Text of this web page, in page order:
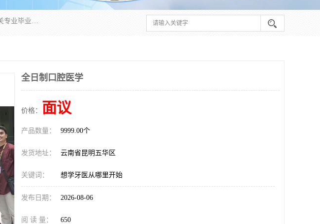
通过医学类院校正规录取从而获取统招全日制大专、本科，学信网可查在校学籍。医学相关专业毕业后可参加执业助理医师与执业医师证书考试（如口腔医学、临床医学、中医学等专业）.
全日制口腔医学
价格： 面议
产品数量： 9999.00个
发货地址： 云南省昆明五华区
关键词： 想学牙医从哪里开始
发布日期： 2026-08-06
阅 读 量： 650